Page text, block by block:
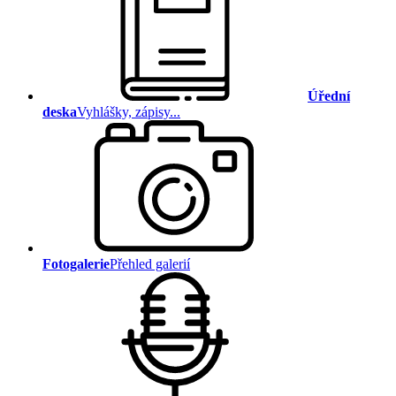
Úřední
deskaVyhlášky, zápisy...
FotogaleriePřehled galerií